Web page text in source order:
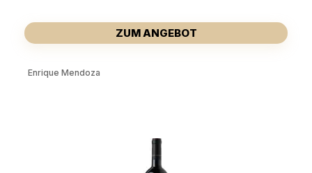
ZUM ANGEBOT
Enrique Mendoza